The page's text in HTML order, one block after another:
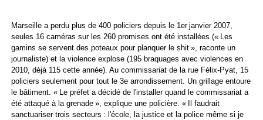
Marseille a perdu plus de 400 policiers depuis le 1er janvier 2007,
seules 16 caméras sur les 260 promises ont été installées (« Les
gamins se servent des poteaux pour planquer le shit », raconte un
journaliste) et la violence explose (195 braquages avec violences en
2010, déjà 115 cette année). Au commissariat de la rue Félix-Pyat, 15
policiers seulement pour tout le 3e arrondissement. Un grillage entoure
le bâtiment. « Le préfet a décidé de l'installer quand le commissariat a
été attaqué à la grenade », explique une policière. « Il faudrait
sanctuariser trois secteurs : l'école, la justice et la police même si je